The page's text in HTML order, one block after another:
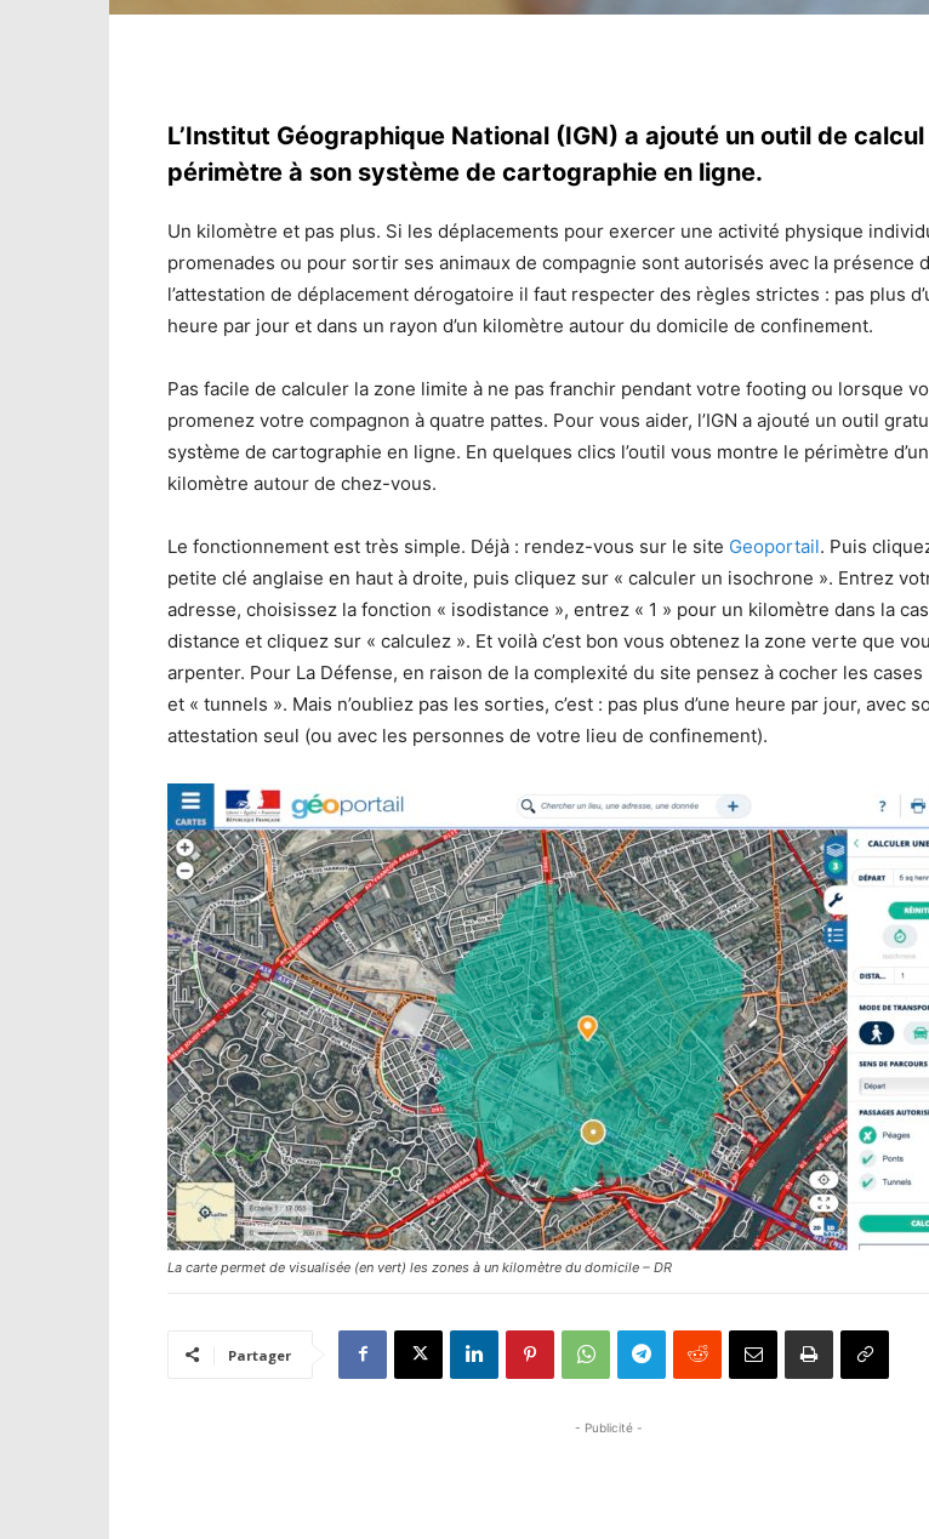
L’Institut Géographique National (IGN) a ajouté un outil de
périmètre à son système de cartographie en ligne.
Un kilomètre et pas plus. Si les déplacements pour exercer une activité physique
promenades ou pour sortir ses animaux de compagnie sont autorisés avec la présence
l’attestation de déplacement dérogatoire il faut respecter des règles strictes : pas plus
heure par jour et dans un rayon d’un kilomètre autour du domicile de confinement.
Pas facile de calculer la zone limite à ne pas franchir pendant votre footing ou lorsque
promenez votre compagnon à quatre pattes. Pour vous aider, l’IGN a ajouté un outil
système de cartographie en ligne. En quelques clics l’outil vous montre le périmètre d’un
kilomètre autour de chez-vous.
Le fonctionnement est très simple. Déjà : rendez-vous sur le site Geoportail. Puis
petite clé anglaise en haut à droite, puis cliquez sur « calculer un isochrone ». Entrez
adresse, choisissez la fonction « isodistance », entrez « 1 » pour un kilomètre dans la
distance et cliquez sur « calculez ». Et voilà c’est bon vous obtenez la zone verte que
arpenter. Pour La Défense, en raison de la complexité du site pensez à cocher les cases
et « tunnels ». Mais n’oubliez pas les sorties, c’est : pas plus d’une heure par jour, avec
attestation seul (ou avec les personnes de votre lieu de confinement).
La carte permet de visualisée (en vert) les zones à un kilomètre du domicile – DR
Partager
- Publicité -